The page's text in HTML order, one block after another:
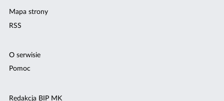
Mapa strony
RSS
O serwisie
Pomoc
Redakcja BIP MK